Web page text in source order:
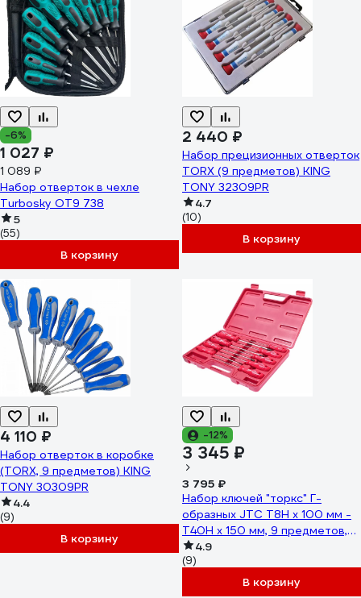
-6%
1 027 ₽
1 089 ₽
Набор отверток в чехле
Turbosky OT9 738
5
(55)
В корзину
2 440 ₽
Набор прецизионных отверток
TORX (9 предметов) KING
TONY 32309PR
4.7
(10)
В корзину
4 110 ₽
Набор отверток в коробке
(TORX, 9 предметов) KING
TONY 30309PR
4.4
(9)
В корзину
-12%
3 345 ₽
3 795 ₽
Набор ключей "торкс" Г-
образных JTC T8H x 100 мм -
T40H x 150 мм, 9 предметов,
3925 700320
4.9
(9)
В корзину